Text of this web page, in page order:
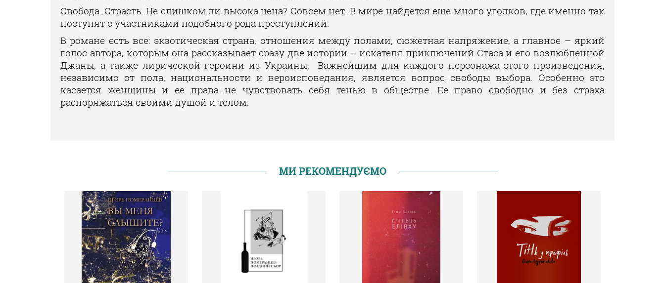
Свобода. Страсть. Не слишком ли высока цена? Совсем нет. В мире найдется еще много уголков, где именно так
поступят с участниками подобного рода преступлений.
В романе есть все: экзотическая страна, отношения между полами, сюжетная напряжение, а главное – яркий
голос автора, которым она рассказывает сразу две истории – искателя приключений Стаса и его возлюбленной
Джаны, а также лирической героини из Украины. Важнейшим для каждого персонажа этого произведения,
независимо от пола, национальности и вероисповедания, является вопрос свободы выбора. Особенно это
касается женщины и ее права не чувствовать себя тенью в обществе. Ее право свободно и без страха
распоряжаться своими душой и телом.
МИ РЕКОМЕНДУЄМО